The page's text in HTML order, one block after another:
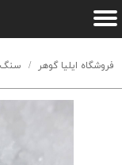
خروج از حساب کاربری
فروشگاه ایلیا گوهر سنگ